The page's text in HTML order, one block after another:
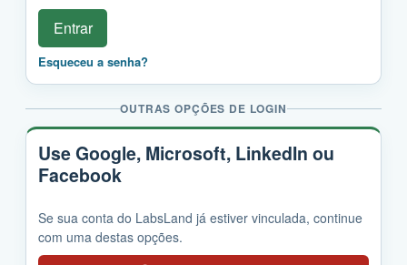
Entrar
Esqueceu a senha?
OUTRAS OPÇÕES DE LOGIN
Use Google, Microsoft, LinkedIn ou
Facebook
Se sua conta do LabsLand já estiver vinculada, continue
com uma destas opções.